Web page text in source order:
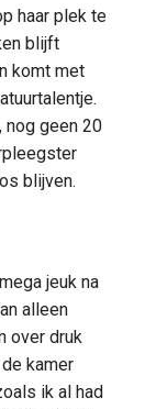
haar plek te
blijft
komt met
nog geen 20
blijven.
jeuk na
alleen
over druk
kamer
ik al had